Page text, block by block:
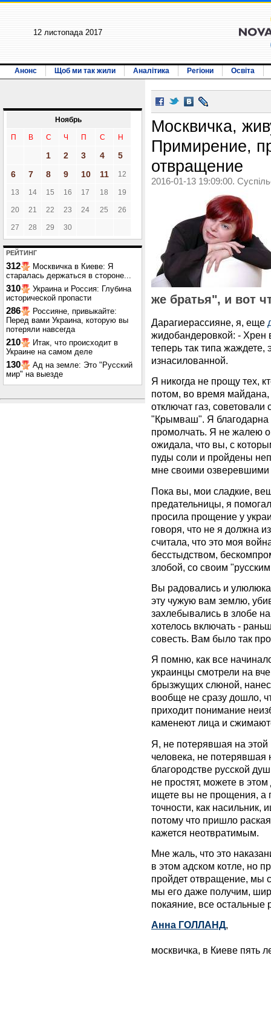
12 листопада 2017
Анонс Щоб ми так жили Аналітика Регіони Освіта
Ноябрь
П В С Ч П С Н
1 2 3 4
5
6
7 8 9 10 11 12
13 14 15 16 17 18 19
20 21 22 23 24 25 26
27 28 29 30
РЕЙТИНГ
312
Москвичка в Киеве: Я
старалась держаться в стороне...
310
Украина и Россия: Глубина
исторической пропасти
286
Россияне, привыкайте:
Перед вами Украина, которую вы
потеряли навсегда
210
Итак, что происходит в
Украине на самом деле
130
Ад на земле: Это "Русский
мир" на выезде
Москвичка,
Примирение,
отвращение
2016-01-13 19:09:00.
же братья", и вот
Дарагиерассияне, я, еще
жидобандеровкой: - Хрен
теперь так типа жаждете,
изнасилованной.
Я никогда не прощу тех,
потом, во время
отключат газ,
"Крымваш". Я благодарна
промолчать. Я не жалею
ожидала, что вы, с
пуды соли и пройдены
мне своими
Пока вы, мои сладкие,
предательницы, я
просила прощение у
говоря, что не я должна
считала, что это моя
бесстыдством,
злобой, со своим
Вы радовались и
эту чужую вам землю,
захлебывались в злобе
хотелось включать -
совесть. Вам было так
Я помню, как все
украинцы смотрели на
брызжущих слюной,
вообще не сразу дошло,
приходит понимание
каменеют лица и
Я, не потерявшая на этой
человека, не
благородстве русской
не простят, можете в
ищете вы не прощения, а
точности, как
потому что пришло
кажется неотвратимым.
Мне жаль, что это
в этом адском котле, но
пройдет отвращение, мы
мы его даже получим,
покаяние, все остальные
Анна ГОЛЛАНД,
москвичка, в Киеве пять